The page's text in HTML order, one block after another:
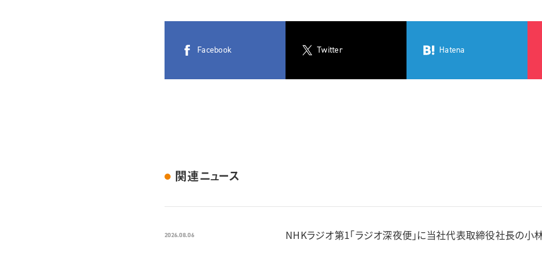
Facebook Twitter Hatena
関連ニュース
2026.08.06 NHKラジオ第1「ラジオ深夜便」に当社代表取締役社長の小